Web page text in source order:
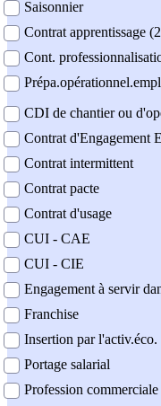
Saisonnier
Contrat apprentissage
Cont.
CDI de chantier ou
Contrat d'Engagement
Contrat intermittent
Contrat pacte
Contrat d'usage
CUI - CAE
CUI - CIE
Engagement à servir
Franchise
Insertion par l'activ.éco.
Portage salarial
Profession commerciale